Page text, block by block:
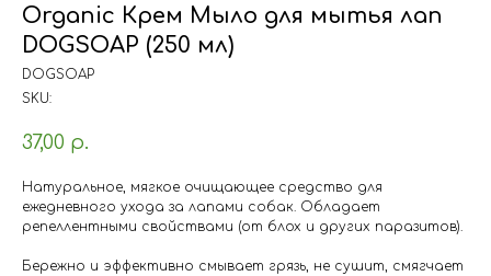
Organic Крем Мыло для мытья лап
DOGSOAP (250 мл)
DOGSOAP
SKU:
37,00 р.
Натуральное, мягкое очищающее средство для
ежедневного ухода за лапами собак. Обладает
репеллентными свойствами (от блох и других паразитов).
Бережно и эффективно смывает грязь, не сушит, смягчает